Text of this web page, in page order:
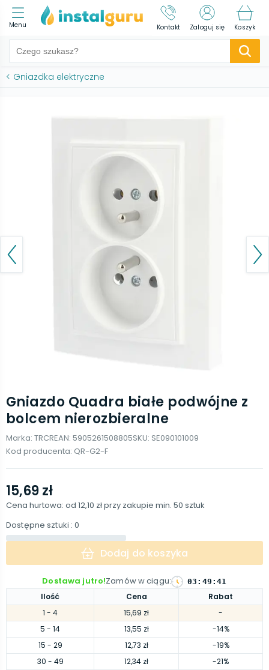
Menu Kontakt Zaloguj się Koszyk
< Gniazdka elektryczne
Gniazdo Quadra białe podwójne z
bolcem nierozbieralne
Marka: TRCREAN: 5905261508805SKU: SE090101009
Kod producenta: QR-G2-F
Ilość Cena
Rabat
1 - 4 15,69 zł
-
5 - 14 13,55 zł
-14%
15 - 29 12,73 zł
-19%
30 - 49 12,34 zł
-21%
15,69 zł
Cena hurtowa: od 12,10 złprzy zakupie min. 50 sztuk
Dostępne sztuki : 0
Dodaj do koszyka
Dostawa jutro!Zamów w ciągu: 03 : 49 :40